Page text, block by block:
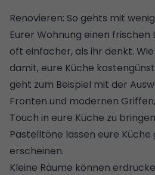
Renovieren: So gehts mit
Eurer Wohnung einen frischen
oft einfacher, als ihr denkt.
damit, eure Küche
geht zum Beispiel mit der
Fronten und modernen
Touch in eure Küche zu
Pastelltöne lassen eure
erscheinen.
Kleine Räume können